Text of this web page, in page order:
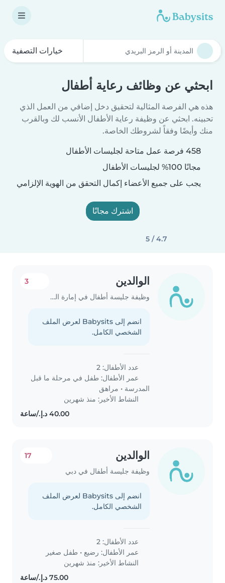
خيارات التصفية
ابحثي عن وظائف رعاية أطفال
هذه هي الفرصة المثالية لتحقيق دخل إضافي من العمل الذي
تحبينه. ابحثي عن وظيفة رعاية الأطفال الأنسب لك وبالقرب
منك وأيضًا وفقاً لشروطك الخاصة.
458 فرصة عمل متاحة لجليسات الأطفال
مجانًا 100% لجليسات الأطفال
يجب على جميع الأعضاء إكمال التحقق من الهوية الإلزامي
اشترك مجانًا
4.7 / 5
الوالدين
وظيفة جليسة أطفال في إمارة الشارقة
3
انضم إلى Babysits لعرض الملف
الشخصي الكامل.
عدد الأطفال: 2
عمر الأطفال: طفل في مرحلة ما قبل
المدرسة • مراهق
النشاط الأخير: منذ شهرين
الوالدين
وظيفة جليسة أطفال في دبي
17
انضم إلى Babysits لعرض الملف
الشخصي الكامل.
عدد الأطفال: 2
عمر الأطفال: رضيع • طفل صغير
النشاط الأخير: منذ شهرين